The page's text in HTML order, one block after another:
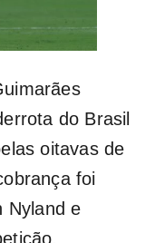
do Brasil
oitavas de
foi
Nyland e